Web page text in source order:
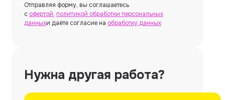
Отправляя форму, вы соглашаетесь
с офертой, политикой обработки персональных
данныхи даёте согласие на обработку данных
Нужна другая работа?